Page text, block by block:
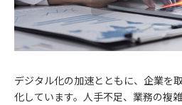
デジタル化の加速とともに、企業を
化しています。人手不足、業務の複